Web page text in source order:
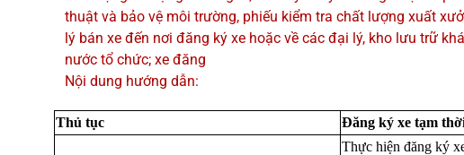
thuật và bảo vệ môi trường, phiếu kiểm tra chất lượng xuất
lý bán xe đến nơi đăng ký xe hoặc về các đại lý, kho lưu trữ
nước tổ chức; xe đăng
Nội dung hướng dẫn:
Thủ tục Đăng ký xe tạm
Thực hiện đăng ký